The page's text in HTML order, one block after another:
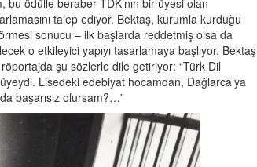
bu ödülle beraber TDK’nın bir üyesi olan
talep ediyor. Bektaş, kurumla kurduğu
sonucu – ilk başlarda reddetmiş olsa da
o etkileyici yapıyı tasarlamaya başlıyor. Bektaş
röportajda şu sözlerle dile getiriyor: “Türk Dil
Lisedeki edebiyat hocamdan, Dağlarca’ya
başarısız olursam?…”